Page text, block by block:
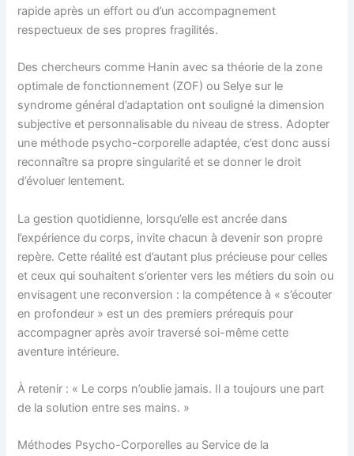
rapide après un effort ou d’un accompagnement
respectueux de ses propres fragilités.
Des chercheurs comme Hanin avec sa théorie de la zone
optimale de fonctionnement (ZOF) ou Selye sur le
syndrome général d’adaptation ont souligné la dimension
subjective et personnalisable du niveau de stress. Adopter
une méthode psycho-corporelle adaptée, c’est donc aussi
reconnaître sa propre singularité et se donner le droit
d’évoluer lentement.
La gestion quotidienne, lorsqu’elle est ancrée dans
l’expérience du corps, invite chacun à devenir son propre
repère. Cette réalité est d’autant plus précieuse pour celles
et ceux qui souhaitent s’orienter vers les métiers du soin ou
envisagent une reconversion : la compétence à « s’écouter
en profondeur » est un des premiers prérequis pour
accompagner après avoir traversé soi-même cette
aventure intérieure.
À retenir : « Le corps n’oublie jamais. Il a toujours une part
de la solution entre ses mains. »
Méthodes Psycho-Corporelles au Service de la